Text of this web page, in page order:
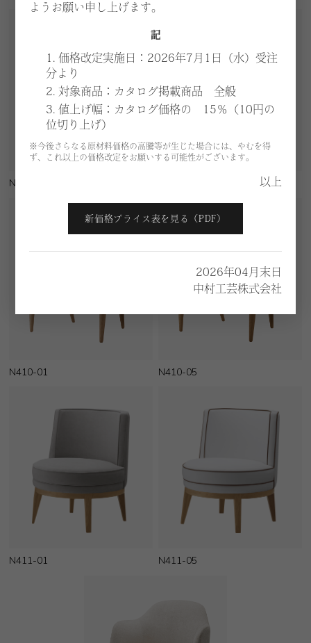
ようお願い申し上げます。
記
1. 価格改定実施日：2026年7月1日（水）受注
分より
2. 対象商品：カタログ掲載商品 全般
3. 値上げ幅：カタログ価格の 15％（10円の
位切り上げ）
※今後さらなる原材料価格の高騰等が生じた場合には、やむを得
ず、これ以上の価格改定をお願いする可能性がございます。
以上
新価格プライス表を見る（PDF）
2026年04月末日
中村工芸株式会社
N736-01
N410-01 N410-05
N411-01 N411-05